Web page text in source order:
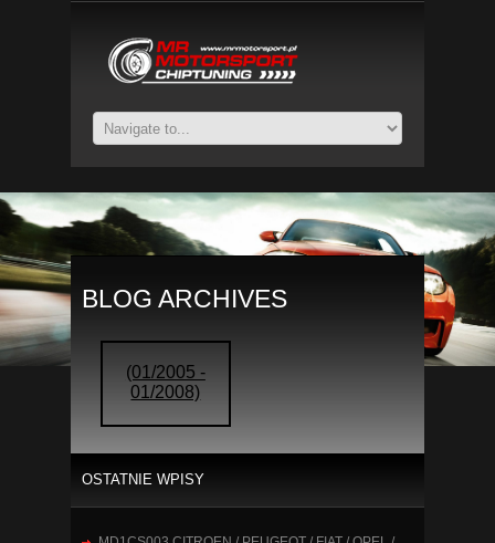
BLOG ARCHIVES
(01/2005 -
01/2008)
OSTATNIE WPISY